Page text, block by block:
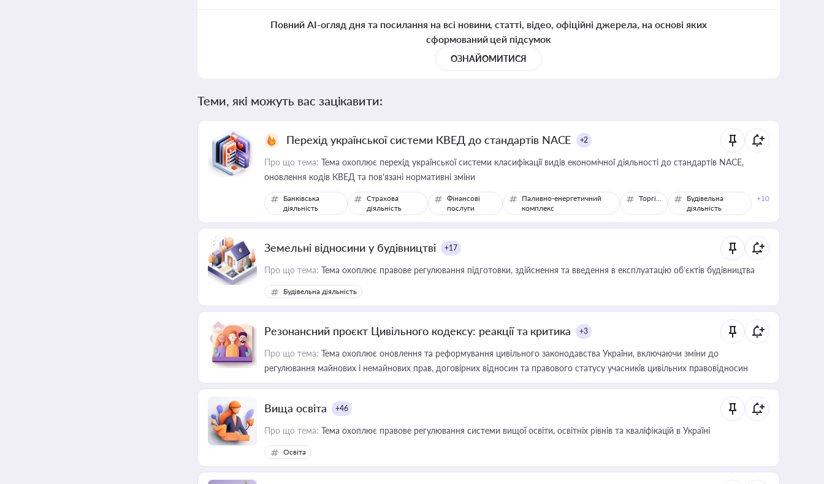
Повний AI-огляд дня та посилання на всі новини, статті, відео, офіційні джерела, на основі яких
сформований цей підсумок
ОЗНАЙОМИТИСЯ
Теми, які можуть вас зацікавити:
Перехід української системи КВЕД до стандартів NACE +2
Про що тема: Тема охоплює перехід української системи класифікації видів економічної діяльності до стандартів NACE,
оновлення кодів КВЕД та пов'язані нормативні зміни
Банківська
діяльність
Страхова
діяльність
Фінансові
послуги
Паливно-енергетичний
комплекс
Торгівля
Будівельна
діяльність
+10
Земельні відносини у будівництві +17
Про що тема: Тема охоплює правове регулювання підготовки, здійснення та введення в експлуатацію об’єктів будівництва
Будівельна діяльність
Резонансний проєкт Цивільного кодексу: реакції та критика +3
Про що тема: Тема охоплює оновлення та реформування цивільного законодавства України, включаючи зміни до
регулювання майнових і немайнових прав, договірних відносин та правового статусу учасників цивільних правовідносин
Вища освіта +46
Про що тема: Тема охоплює правове регулювання системи вищої освіти, освітніх рівнів та кваліфікацій в Україні
Освіта